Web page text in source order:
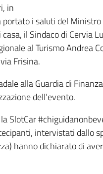
in
i saluti del
il Sindaco di Cervia
al Turismo Andrea
Frisina.
alla Guardia di
dell’evento.
SlotCar
intervistati dallo
hanno dichiarato di